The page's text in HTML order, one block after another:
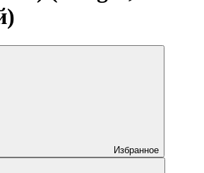
Избранное